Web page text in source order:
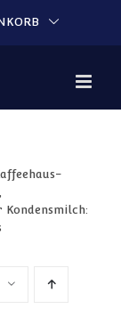
Kondensmilch: